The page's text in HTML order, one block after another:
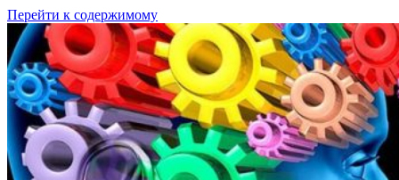
Перейти к содержимому